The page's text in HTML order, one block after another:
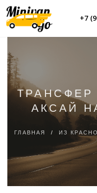
+7
АКСАЙ
ГЛАВНАЯ / ИЗ